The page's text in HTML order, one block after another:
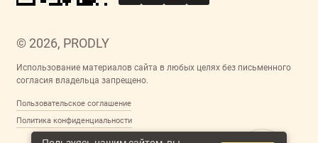
© 2026, PRODLY
Использование материалов сайта в любых целях без письменного
согласия владельца запрещено.
Пользовательское соглашение
Политика конфиденциальности